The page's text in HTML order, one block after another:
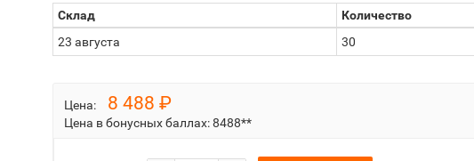
Склад
Количество
23 августа
30
Цена: 8 488 ₽
Цена в бонусных баллах:8488**